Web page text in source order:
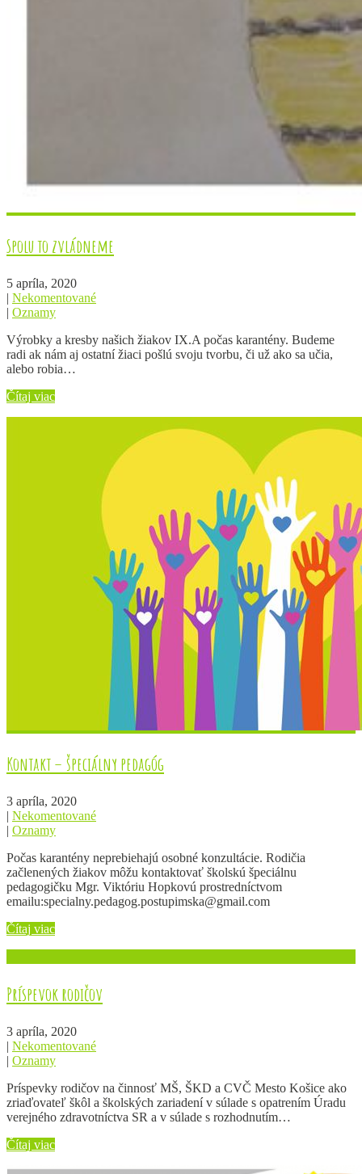
Spolu to zvládneme
5 apríla, 2020
| Nekomentované
| Oznamy
Výrobky a kresby našich žiakov IX.A počas karantény. Budeme
radi ak nám aj ostatní žiaci pošlú svoju tvorbu, či už ako sa učia,
alebo robia…
Čítaj viac
Kontakt – špeciálny pedagóg
3 apríla, 2020
| Nekomentované
| Oznamy
Počas karantény neprebiehajú osobné konzultácie. Rodičia
začlenených žiakov môžu kontaktovať školskú špeciálnu
pedagogičku Mgr. Viktóriu Hopkovú prostredníctvom
emailu:specialny.pedagog.postupimska@gmail.com
Čítaj viac
Príspevok rodičov
3 apríla, 2020
| Nekomentované
| Oznamy
Príspevky rodičov na činnosť MŠ, ŠKD a CVČ Mesto Košice ako
zriaďovateľ škôl a školských zariadení v súlade s opatrením Úradu
verejného zdravotníctva SR a v súlade s rozhodnutím…
Čítaj viac